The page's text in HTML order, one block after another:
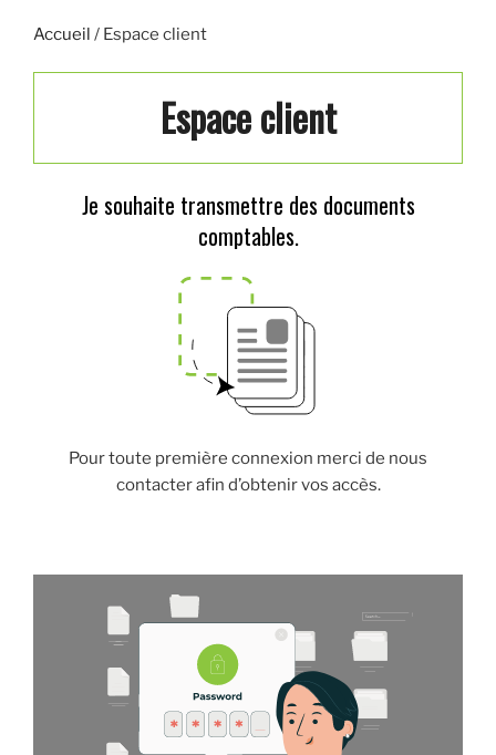
Accueil / Espace client
Espace client
Je souhaite transmettre des documents
comptables.
Pour toute première connexion merci de nous
contacter afin d’obtenir vos accès.